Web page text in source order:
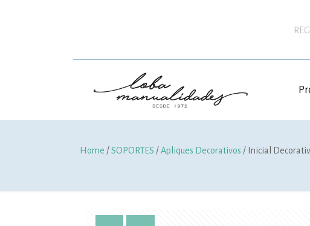
Home /SOPORTES /Apliques Decorativos / Inicial